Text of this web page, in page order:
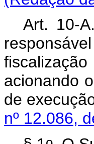
Art. 10-
acionando
de
nº 12.086,